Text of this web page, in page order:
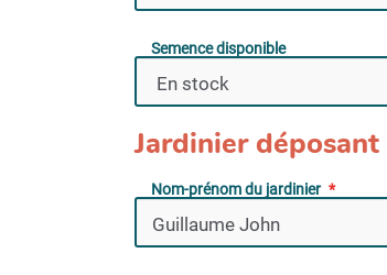
Semence disponible
Jardinier déposant
Nom-prénom du jardinier